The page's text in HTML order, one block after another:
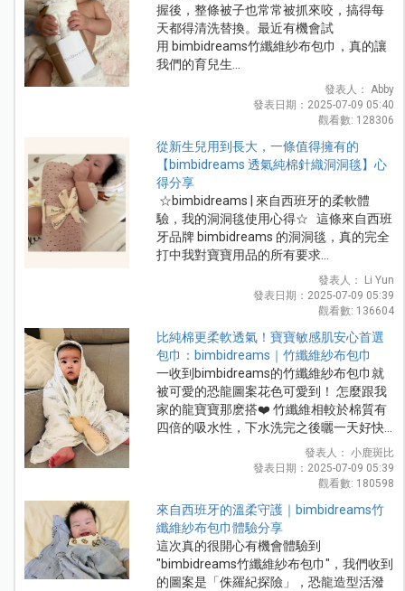
握後，整條被子也常常被抓來咬，搞得每
天都得清洗替換。最近有機會試
用 bimbidreams竹纖維紗布包巾，真的讓
我們的育兒生...
發表人： Abby
發表日期：2025-07-09 05:40
觀看數: 128306
從新生兒用到長大，一條值得擁有的
【bimbidreams 透氣純棉針織洞洞毯】心
得分享
☆bimbidreams | 來自西班牙的柔軟體
驗，我的洞洞毯使用心得☆ 這條來自西班
牙品牌 bimbidreams 的洞洞毯，真的完全
打中我對寶寶用品的所有要求...
發表人： Li Yun
發表日期：2025-07-09 05:39
觀看數: 136604
比純棉更柔軟透氣！寶寶敏感肌安心首選
包巾：bimbidreams｜竹纖維紗布包巾
一收到bimbidreams的竹纖維紗布包巾就
被可愛的恐龍圖案花色可愛到！ 怎麼跟我
家的龍寶寶那麽搭❤️ 竹纖維相較於棉質有
四倍的吸水性，下水洗完之後曬一天好快...
發表人： 小鹿斑比
發表日期：2025-07-09 05:39
觀看數: 180598
來自西班牙的溫柔守護｜bimbidreams竹
纖維紗布包巾體驗分享
這次真的很開心有機會體驗到
"bimbidreams竹纖維紗布包巾"，我們收到
的圖案是「侏羅紀探險」，恐龍造型活潑